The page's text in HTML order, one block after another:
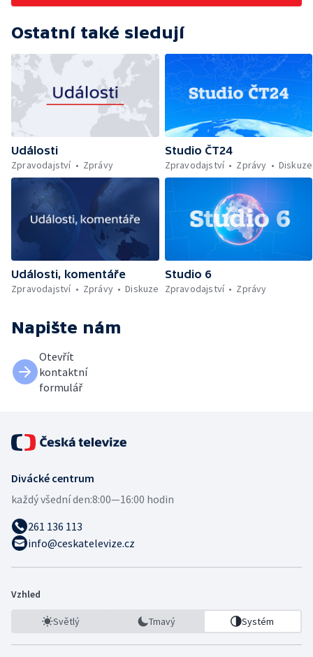
Ostatní také sledují
Události
Zpravodajství
Zprávy
Studio ČT24
Zpravodajství
Zprávy Diskuze
Události, komentáře
Zpravodajství
Zprávy Diskuze
Studio 6
Zpravodajství
Zprávy
Napište nám
Otevřít
kontaktní
formulář
Divácké centrum
každý všední den:8:00—16:00 hodin
261 136 113
info@ceskatelevize.cz
Vzhled
Světlý Tmavý Systém